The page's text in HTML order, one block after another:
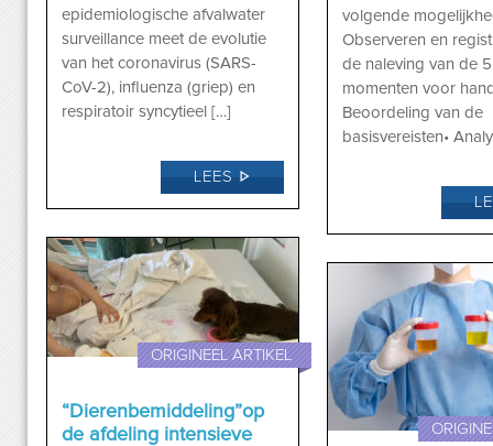
epidemiologische afvalwater
surveillance meet de evolutie
van het coronavirus (SARS-
CoV-2), influenza (griep) en
respiratoir syncytieel […]
LEES
volgende
Observeren en
de naleving van de
momenten voor
Beoordeling van de
basisvereisten•
ORIGINEEL ARTIKEL
“Dierenbemiddeling”op
de afdeling intensieve